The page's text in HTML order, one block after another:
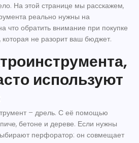
На этой странице мы расскажем,
реально нужны на
что обратить внимание при покупке
которая не разорит ваш бюджет.
используют
– дрель. С её помощью
бетоне и дереве. Если нужны
перфоратор: он совмещает